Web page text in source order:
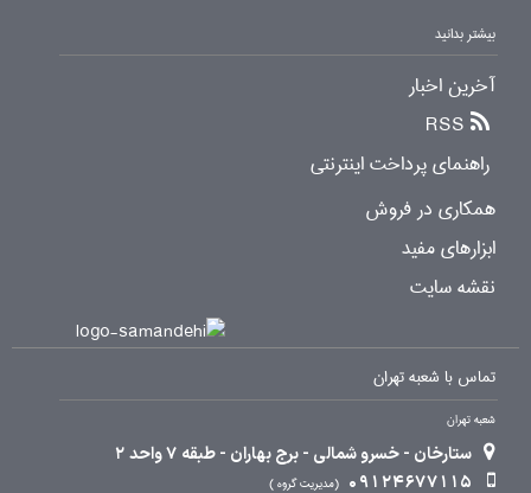
بیشتر بدانید
آخرین اخبار
RSS
راهنمای پرداخت اینترنتی
همکاری در فروش
ابزارهای مفید
نقشه سایت
تماس با شعبه تهران
شعبه تهران
ستارخان - خسرو شمالی - برج بهاران - طبقه 7 واحد 2
09124677115
مدیریت گروه